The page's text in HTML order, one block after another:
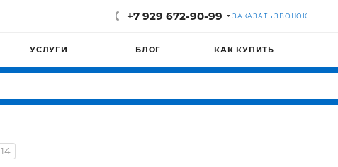
+7 929 672-90-99 ЗАКАЗАТЬ ЗВОНОК
УСЛУГИ БЛОГ КАК КУПИТЬ
14